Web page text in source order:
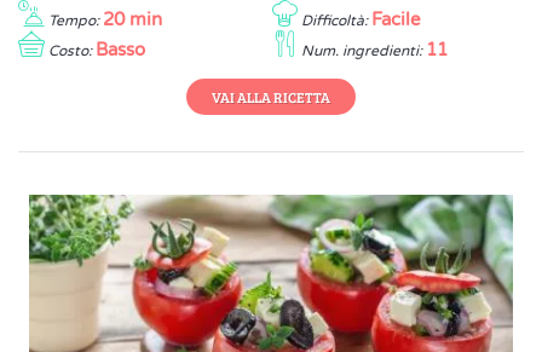
Tempo: 20 min Difficoltà: Facile
Costo: Basso Num. ingredienti: 11
VAI ALLA RICETTA